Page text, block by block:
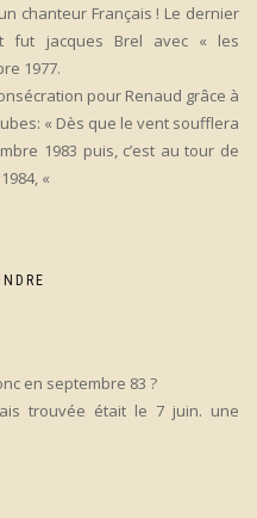
chanteur Français ! Le dernier
fut jacques Brel avec « les
1977.
pour Renaud grâce à
« Dès que le vent soufflera
1983 puis, c’est au tour de
«
en septembre 83 ?
trouvée était le 7 juin. une